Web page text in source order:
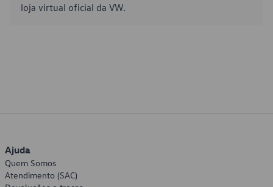
loja virtual oficial da VW.
Ajuda
Quem Somos
Atendimento (SAC)